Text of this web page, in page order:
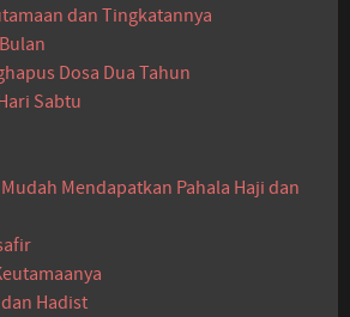
dan Tingkatannya
Dosa Dua Tahun
Sabtu
Mendapatkan Pahala Haji dan
Hadist